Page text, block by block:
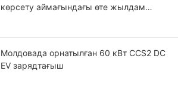
көрсету аймағындағы өте жылдам
Молдовада орнатылған 60 кВт CCS2 DC
EV зарядтағыш